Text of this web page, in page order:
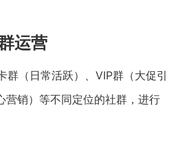
运营
群（日常活跃）、VIP群（大促引
营销）等不同定位的社群，进行